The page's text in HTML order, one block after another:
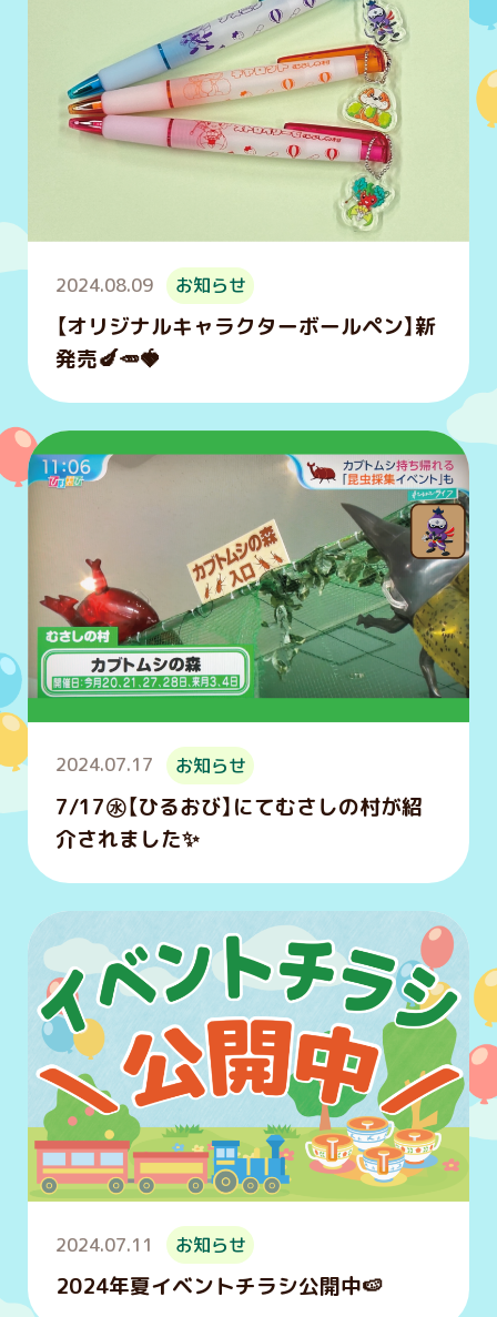
【オリジナルキャラクターボールペン】新
発売🍆🥕🍓
2024.08.09 お知らせ
7/17㊌【ひるおび】にてむさしの村が紹
介されました✨
2024.07.17 お知らせ
2024年夏イベントチラシ公開中🍉
2024.07.11 お知らせ